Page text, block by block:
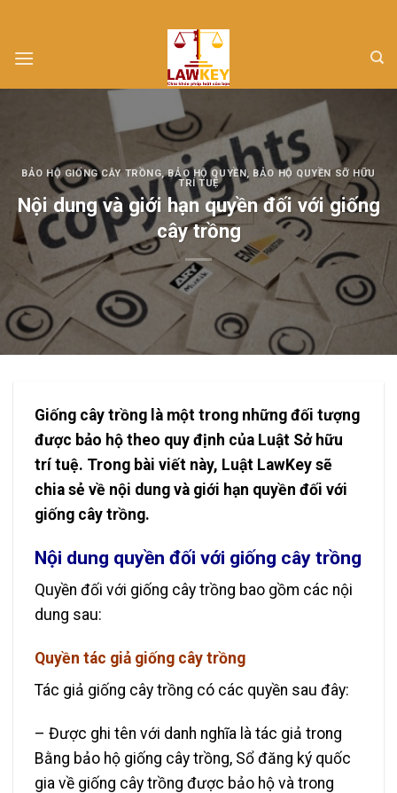
content
BẢO HỘ GIỐNG CÂY TRỒNG,BẢO HỘ QUYỀN, BẢO HỘ QUYỀN SỠ HỮU
TRÍ TUỆ
Nội dung và giới hạn quyền đối với giống
cây trồng
Giống cây trồng là một trong những đối tượng
được bảo hộ theo quy định của Luật Sở hữu
trí tuệ. Trong bài viết này, Luật LawKey sẽ
chia sẻ về nội dung và giới hạn quyền đối với
giống cây trồng.
Nội dung quyền đối với giống cây trồng
Quyền đối với giống cây trồng bao gồm các nội
dung sau:
Quyền tác giả giống cây trồng
Tác giả giống cây trồng có các quyền sau đây:
– Được ghi tên với danh nghĩa là tác giả trong
Bằng bảo hộ giống cây trồng, Sổ đăng ký quốc
gia về giống cây trồng được bảo hộ và trong